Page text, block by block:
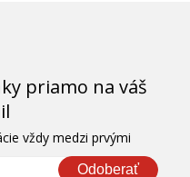
priamo na váš
vždy medzi prvými
Odoberať